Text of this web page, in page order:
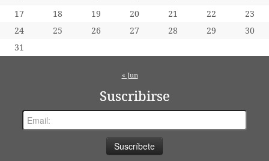
17
18 19 20 21 22
23
24
25 26 27 28 29
30
31
« Jun
Suscribirse